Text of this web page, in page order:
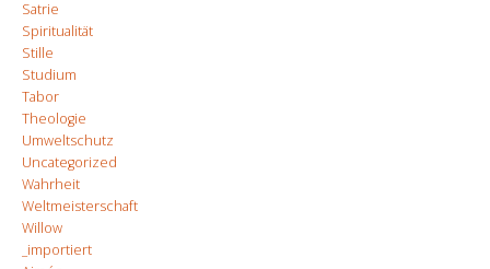
Satrie
Spiritualität
Stille
Studium
Tabor
Theologie
Umweltschutz
Uncategorized
Wahrheit
Weltmeisterschaft
Willow
_importiert